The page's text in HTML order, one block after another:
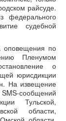
райсуде.
федерального
судебной
оповещения по
Пленумом
о
юрисдикции
На извещение
сообщений
Тульской,
области,